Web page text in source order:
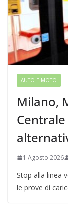
AUTO E MOTO
Milano,
Centrale
1 Agosto 2026
Stop alla linea
le prove di